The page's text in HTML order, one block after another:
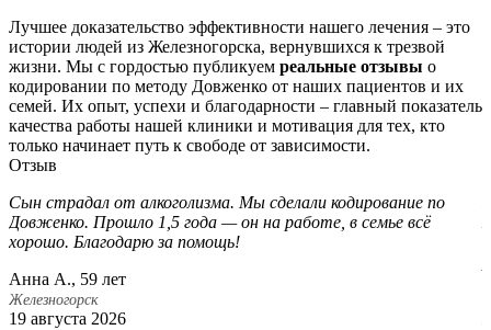
Лучшее доказательство эффективности нашего лечения – это
истории людей из Железногорска, вернувшихся к трезвой
жизни. Мы с гордостью публикуем реальные отзывы о
кодировании по методу Довженко от наших пациентов и их
семей. Их опыт, успехи и благодарности – главный показатель
качества работы нашей клиники и мотивация для тех, кто
только начинает путь к свободе от зависимости.
Отзыв
Сын страдал от алкоголизма. Мы сделали кодирование по
Довженко. Прошло 1,5 года — он на работе, в семье всё
хорошо. Благодарю за помощь!
Анна А., 59 лет
Железногорск
19 августа 2026